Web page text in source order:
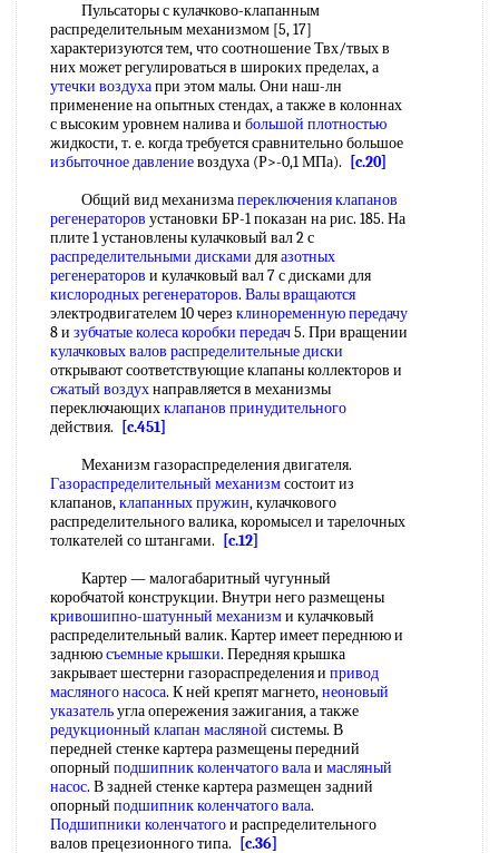
Пульсаторы с кулачково-клапанным
распределительным механизмом [5, 17]
характеризуются тем, что соотношение Твх/твых в
них может регулироваться в широких пределах, а
утечки воздухапри этом малы. Они наш-лн
применение на опытных стендах, а также в колоннах
с высоким уровнем налива и большой плотностью
жидкости, т. е. когда требуется сравнительно большое
избыточное давлениевоздуха (Р>-0,1 МПа).
[c.20]
Общий вид механизмапереключения клапанов
регенераторов установки БР-1 показан на рис. 185. На
плите 1 установлены кулачковый вал 2 с
распределительными дисками дляазотных
регенераторов и кулачковый вал 7 с дисками для
кислородных регенераторов. Валы вращаются
электродвигателем 10 через клиноременную передачу
8 и зубчатые колесакоробки передач5. При вращении
кулачковых валов распределительные диски
открывают соответствующие клапаны коллекторов и
сжатый воздухнаправляется в механизмы
переключающихклапанов принудительного
действия.
[c.451]
Механизм газораспределения двигателя.
Газораспределительный механизмсостоит из
клапанов,клапанных пружин, кулачкового
распределительного валика, коромысел и тарелочных
толкателей со штангами.
[c.12]
Картер — малогабаритный чугунный
коробчатой конструкции. Внутри него размещены
кривошипно-шатунный механизми кулачковый
распределительный валик. Картер имеет переднюю и
заднююсъемные крышки. Передняя крышка
закрывает шестерни газораспределения и привод
масляного насоса. К ней крепят магнето,неоновый
указательугла опережения зажигания, а также
редукционный клапан масляной системы. В
передней стенке картера размещены передний
опорный подшипник коленчатого валаи масляный
насос. В задней стенке картера размещен задний
опорный подшипник коленчатого вала.
Подшипники коленчатогои распределительного
валов прецезионного типа.
[c.36]